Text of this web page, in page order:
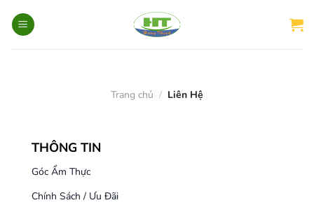
Trang chủ / Liên Hệ
THÔNG TIN
Góc Ẩm Thực
Chính Sách / Ưu Đãi